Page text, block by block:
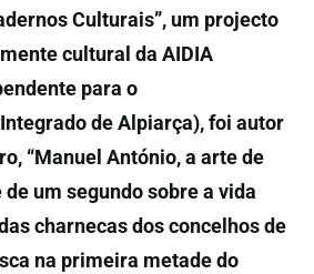
Culturais”, um projecto
cultural da AIDIA
para o
de Alpiarça), foi autor
“Manuel António, a arte de
um segundo sobre a vida
charnecas dos concelhos de
na primeira metade do